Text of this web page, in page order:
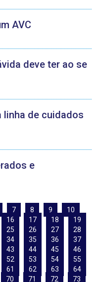
AVC
deve ter ao se
linha de cuidados
e
7 8 9
10
16 17 18
19
25 26 27
28
34 35 36
37
43 44 45
46
52 53 54
55
61 62 63
64
70 71 72 73